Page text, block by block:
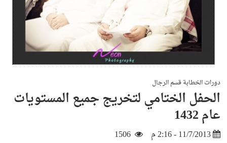
دورات الخطابة قسم الرجال
الحفل الختامي لتخريج جميع المستويات
عام 1432
11/7/2013 - 2:16 م 1506